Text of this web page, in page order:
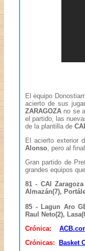
El equipo
acierto de sus
ZARAGOZA no se
el partido, las
de la plantilla de
El acierto exterior
Alonso, pero al
Gran partido de
grandes equipos
81 - CAI
Almazán(7),
85 - Lagun Aro
Raul Neto(2),
Crónica:
Crónicas:
Basket